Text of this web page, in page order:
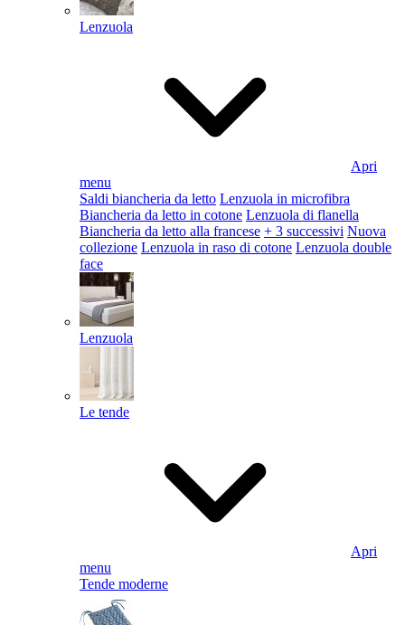
Lenzuola
Apri
menu
Saldi biancheria da letto Lenzuola in microfibra
Biancheria da letto in cotone Lenzuola di flanella
Biancheria da letto alla francese + 3 successivi Nuova
collezione Lenzuola in raso di cotone Lenzuola double
face
Lenzuola
Le tende
Apri
menu
Tende moderne